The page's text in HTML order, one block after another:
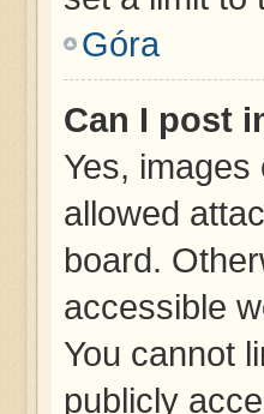
Góra
Can I post
Yes,
allowed
board.
accessible
You cannot
publicly